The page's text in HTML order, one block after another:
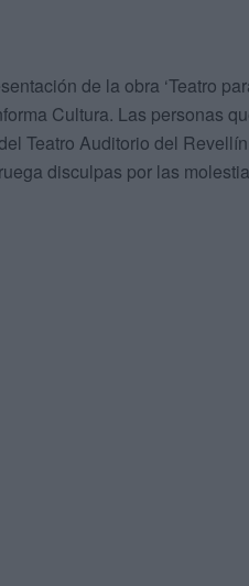
de la obra ‘Teatro
Cultura. Las personas
Teatro Auditorio del
disculpas por las